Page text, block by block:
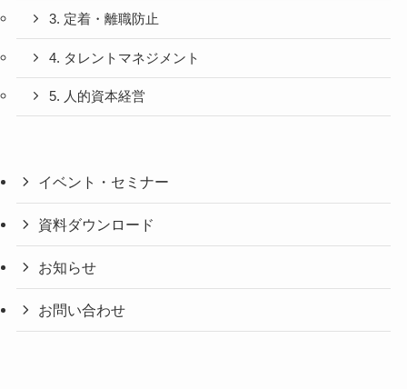
3. 定着・離職防止
4. タレントマネジメント
5. 人的資本経営
イベント・セミナー
資料ダウンロード
お知らせ
お問い合わせ